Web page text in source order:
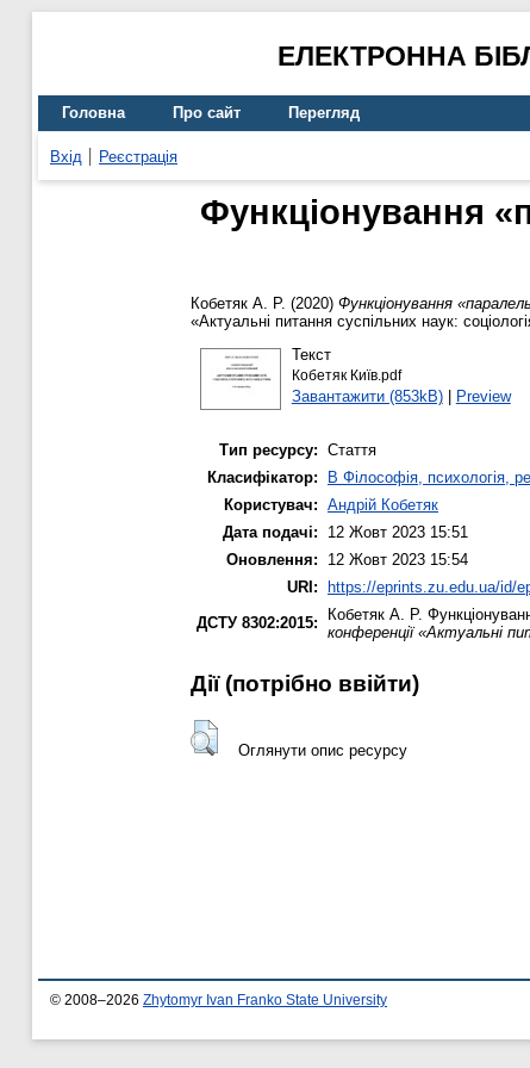
ЕЛЕКТРОННА
Головна Про сайт Перегляд
Вхід Реєстрація
Функціонування
Кобетяк А. Р. (2020) Функціонування
«Актуальні питання суспільних наук:
Текст
Кобетяк Київ.pdf
Завантажити (853kB)| Preview
Тип ресурсу: Стаття
Класифікатор:
B Філософія, психологія,
Користувач: Андрій Кобетяк
Дата подачі:
12 Жовт 2023 15:51
Оновлення:
12 Жовт 2023 15:54
URI:
https://eprints.zu.edu.ua/id/
ДСТУ 8302:2015:
Кобетяк А. Р.
конференції «Актуальні
Дії ​​(потрібно ввійти)
Оглянути опис ресурсу
© 2008–2026 Zhytomyr Ivan Franko State University